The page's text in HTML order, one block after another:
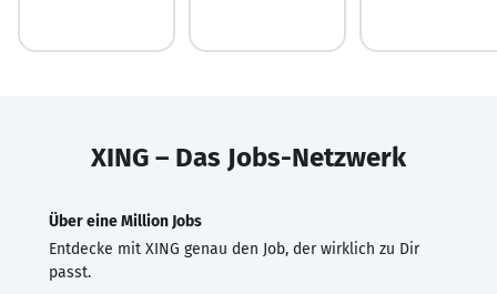
XING – Das Jobs-Netzwerk
Über eine Million Jobs
Entdecke mit XING genau den Job, der wirklich zu Dir
passt.